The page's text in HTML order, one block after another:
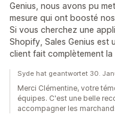
Genius, nous avons pu
mesure qui ont boosté
Si vous cherchez une
Shopify, Sales Genius est
client fait complètement la
Syde hat geantwortet 30.
Merci Clémentine, votre
équipes. C'est une belle
accompagner les